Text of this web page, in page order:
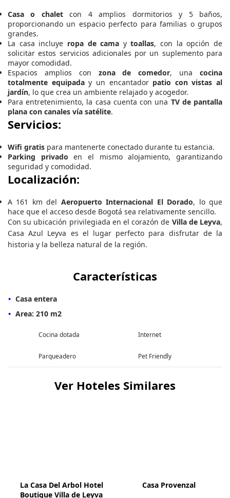
Casa o chaletcon 4 amplios dormitorios y 5 baños,
proporcionando un espacio perfecto para familias o grupos
grandes.
La casa incluye ropa de cama ytoallas, con la opción de
solicitar estos servicios adicionales por un suplemento para
mayor comodidad.
Espacios amplios con zona de comedor, unacocina
totalmente equipaday un encantador patio con vistas al
jardín, lo que crea un ambiente relajado y acogedor.
Para entretenimiento, la casa cuenta con una TV de pantalla
plana con canales vía satélite.
Servicios:
Wifi gratis para mantenerte conectado durante tu estancia.
Parking privado en el mismo alojamiento, garantizando
seguridad y comodidad.
Localización:
A 161 km del Aeropuerto Internacional El Dorado, lo que
hace que el acceso desde Bogotá sea relativamente sencillo.
Con su ubicación privilegiada en el corazón de Villa de Leyva,
Casa Azul Leyva es el lugar perfecto para disfrutar de la
historia y la belleza natural de la región.
Características
Casa entera
Area: 210 m2
Cocina dotada Internet
Parqueadero Pet Friendly
Ver Hoteles Similares
La Casa Del Arbol Hotel
Boutique Villa de Leyva
Casa Provenzal